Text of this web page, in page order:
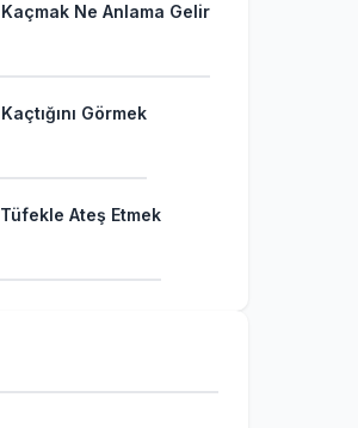
Ne Anlama Gelir
Görmek
Ateş Etmek